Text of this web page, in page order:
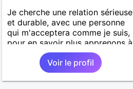
Je cherche une relation sérieuse
et durable, avec une personne
qui m'acceptera comme je suis,
pour en savoir plus apprenons à
nous connaître 🙂
Voir le profil